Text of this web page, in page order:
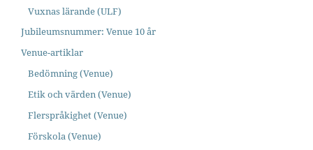
Vuxnas lärande (ULF)
Jubileumsnummer: Venue 10 år
Venue-artiklar
Bedömning (Venue)
Etik och värden (Venue)
Flerspråkighet (Venue)
Förskola (Venue)